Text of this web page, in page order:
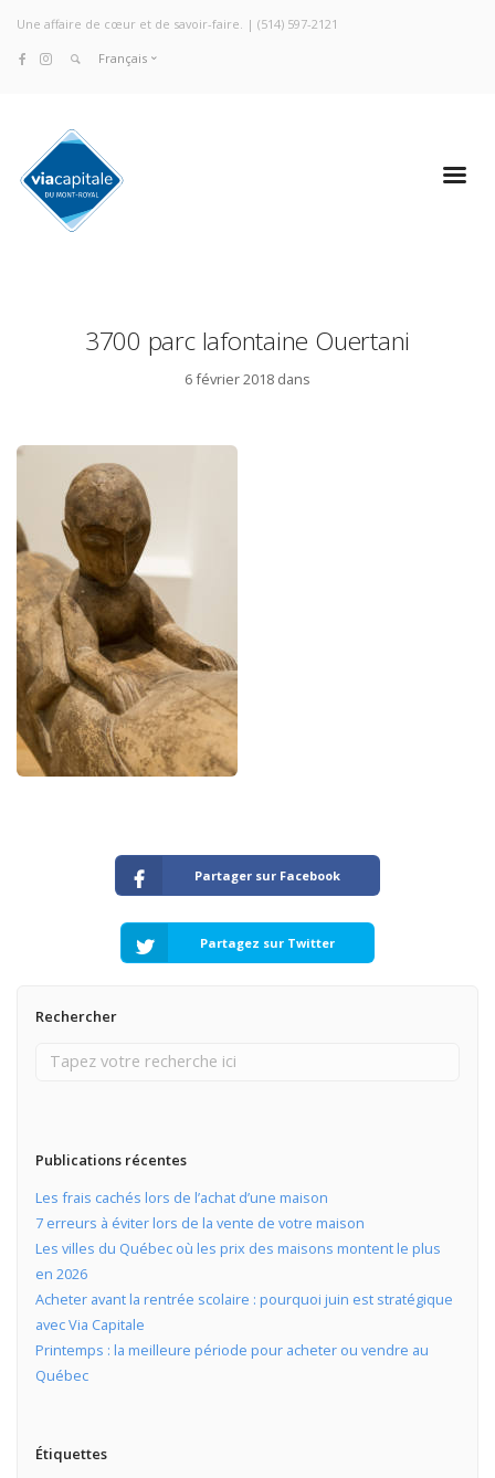
Une affaire de cœur et de savoir-faire. | (514) 597-2121
Français
3700 parc lafontaine Ouertani
6 février 2018 dans
Partager sur Facebook
Partagez sur Twitter
Rechercher
Publications récentes
Les frais cachés lors de l’achat d’une maison
7 erreurs à éviter lors de la vente de votre maison
Les villes du Québec où les prix des maisons montent le plus
en 2026
Acheter avant la rentrée scolaire : pourquoi juin est stratégique
avec Via Capitale
Printemps : la meilleure période pour acheter ou vendre au
Québec
Étiquettes